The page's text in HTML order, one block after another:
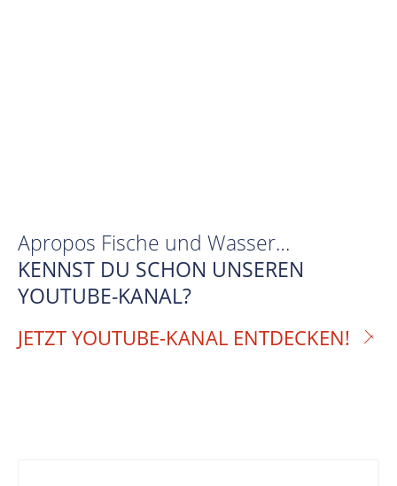
Apropos Fische und Wasser…
KENNST DU SCHON UNSEREN
YOUTUBE-KANAL?
JETZT YOUTUBE-KANAL ENTDECKEN!